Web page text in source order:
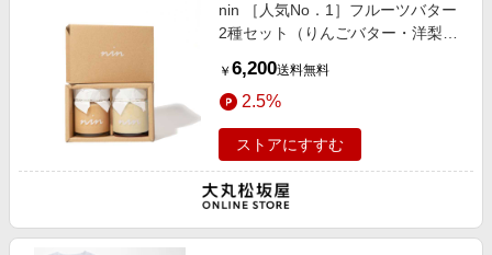
スポーツ・アウトドア・ゴルフ
インテリア・寝具
ペット・花・DIY・車
金融・マネー・保険
楽天サービス特集
わくわく夏特集
とことん買い物チャレンジ
Apple公式サイト×楽天カード分割払い
Samsung ボーナスキャンペーン
nin ［人気No．1］フルーツバター
2種セット（りんごバター・洋梨バ
￥ 6,200送料無料
2.5%
ストアにすすむ